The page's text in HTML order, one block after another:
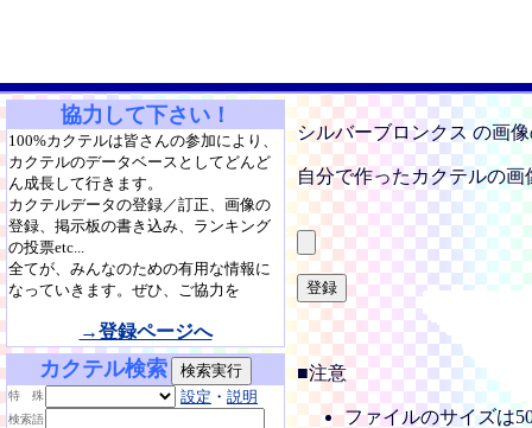
協力して下さい！
100%カクテルは皆さんの参加により、
カクテルのデータベースとしてどんど
ん成長して行きます。
カクテルデータの登録／訂正、画像の
登録、掲示板の書き込み、ランキング
の投票etc...
全てが、みんなのための有用な情報に
なっていきます。ぜひ、ご協力を
→登録ページへ
カクテル検索
特 殊 設定 ・ 説明
検索語
シルバーブロンクス の画
自分で作ったカクテルの
■注意
ファイルのサイズは